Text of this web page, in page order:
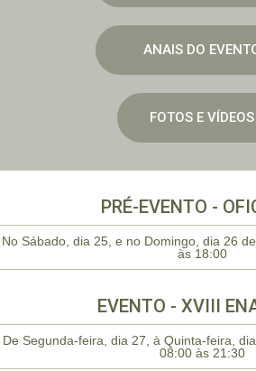
ANAIS DO
FOTOS E VÍDEOS
PRÉ-EVENTO -
No Sábado, dia 25, e no Domingo, dia 26
às 18:00
EVENTO - XVIII
De Segunda-feira, dia 27, à Quinta-feira,
08:00 às 21:30